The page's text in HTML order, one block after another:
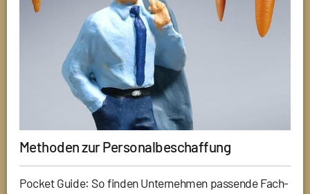
Methoden zur Personalbeschaffung
Pocket Guide: So finden Unternehmen passende Fach-